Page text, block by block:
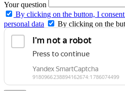
Your question
By clicking on the button, I
personal data
By clicking on the
agreement